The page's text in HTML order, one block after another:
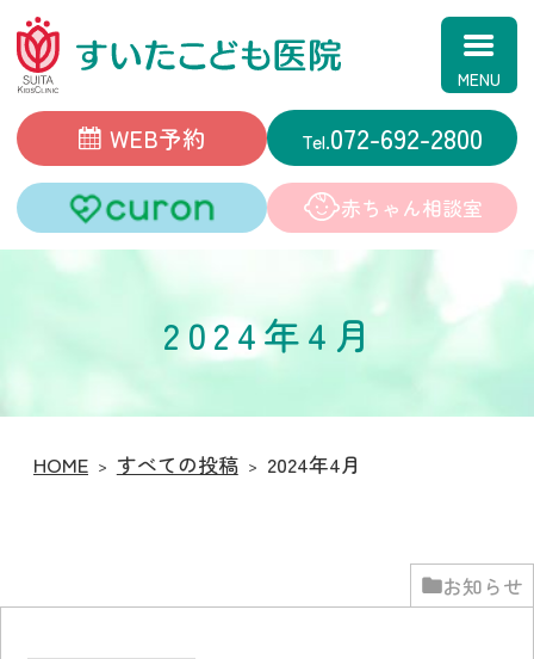
すいたこども医院
WEB予約 072-692-2800
赤ちゃん相談室
2024年4月
HOME すべての投稿 2024年4月
お知らせ